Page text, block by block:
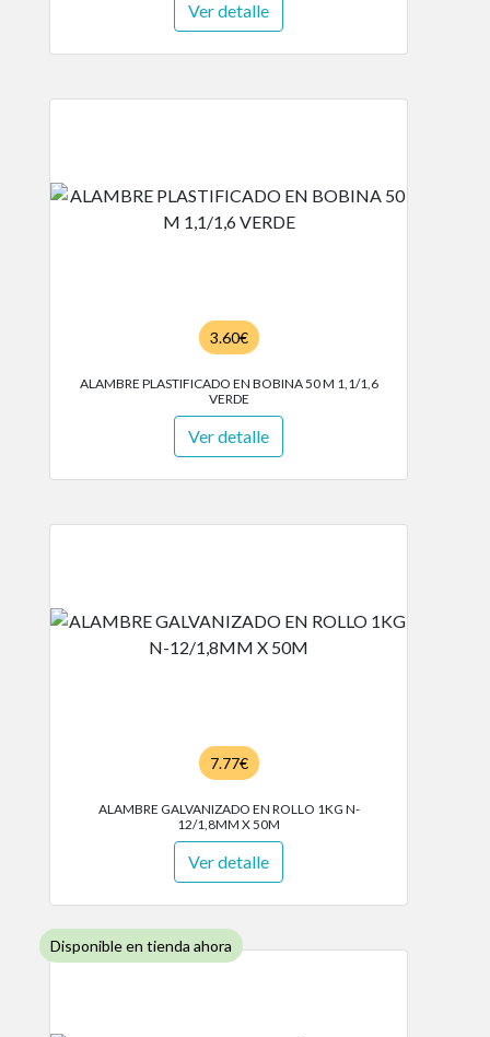
Ver detalle
3.60€
ALAMBRE PLASTIFICADO EN BOBINA 50 M 1,1/1,6
VERDE
Ver detalle
7.77€
ALAMBRE GALVANIZADO EN ROLLO 1KG N-
12/1,8MM X 50M
Ver detalle
Disponible en tienda ahora